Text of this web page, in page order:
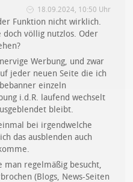
18.09.2024, 10:50 Uhr
Funktion nicht wirklich.
völlig nutzlos. Oder
Werbung, und zwar
jeder neuen Seite die ich
einzeln
i.d.R. laufend wechselt
bleibt.
bei irgendwelche
das ausblenden auch
man regelmäßig besucht,
(Blogs, News-Seiten